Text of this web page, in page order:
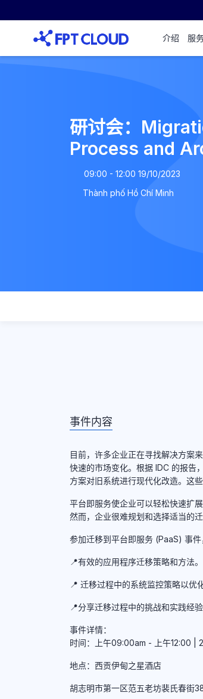
介绍 服
研讨会：
Process and
09:00 - 12:00 19/10/2023
Thành phố Hồ Chí Minh
事件内容
目前，许多企业正在寻找解决方案
快速的市场变化。根据 IDC 的报告
方案对旧系统进行现代化改造。这
平台即服务使企业可以轻松快速扩
然而，企业很难规划和选择适当的
参加迁移到平台即服务 (PaaS) 事件
📍有效的应用程序迁移策略和方法。
📍 迁移过程中的系统监控策略以优
📍分享迁移过程中的挑战和实践经验
事件详情：
时间：上午09:00am - 上午12:00 |
地点：西贡伊甸之星酒店
胡志明市第一区范五老坊裴氏春街38